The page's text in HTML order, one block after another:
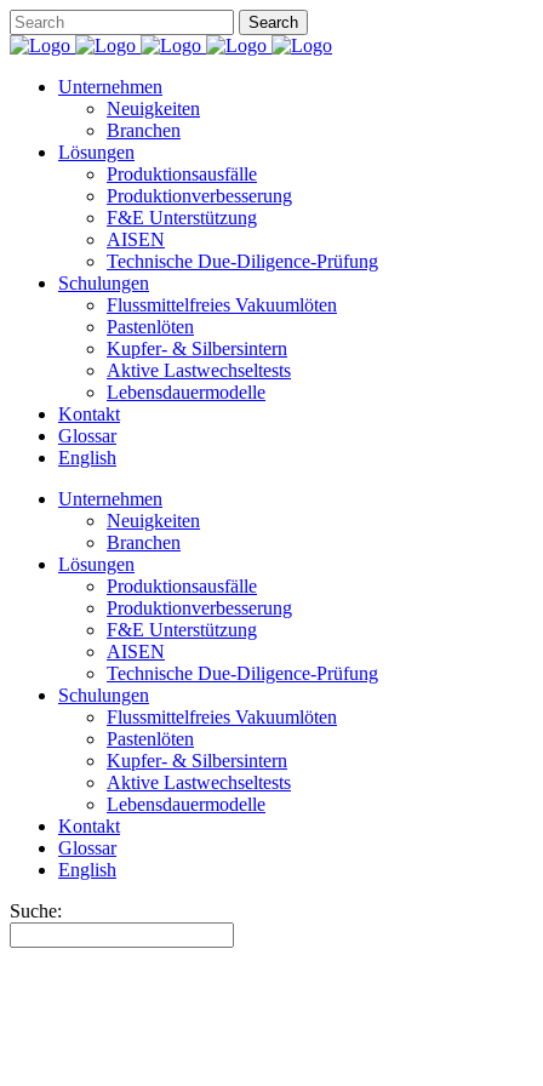
Unternehmen
Neuigkeiten
Branchen
Lösungen
Produktionsausfälle
Produktionverbesserung
F&E Unterstützung
AISEN
Technische Due-Diligence-Prüfung
Schulungen
Flussmittelfreies Vakuumlöten
Pastenlöten
Kupfer- & Silbersintern
Aktive Lastwechseltests
Lebensdauermodelle
Kontakt
Glossar
English
Unternehmen
Neuigkeiten
Branchen
Lösungen
Produktionsausfälle
Produktionverbesserung
F&E Unterstützung
AISEN
Technische Due-Diligence-Prüfung
Schulungen
Flussmittelfreies Vakuumlöten
Pastenlöten
Kupfer- & Silbersintern
Aktive Lastwechseltests
Lebensdauermodelle
Kontakt
Glossar
English
Suche: